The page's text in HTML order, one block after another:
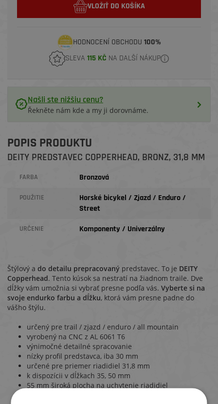
VLOŽIŤ DO KOŠÍKA
HODNOCENÍ OBCHODU 100%
SLEVA 115 KČ NA DALŠÍ NÁKUP
Našli ste nižšiu cenu?
Řekněte nám kde a my ji dorovnáme.
POPIS PRODUKTU
DEITY PREDSTAVEC COPPERHEAD, BRONZ, 31,8 MM
FARBA Bronzová
POUŽITIE
Horské bicykel / Zjazd / Enduro /
Street
URČENIE Komponenty / Univerzálny
Štýlový a do detailu prepracovaný predstavec. To je DEITY
Copperhead. Tento kúsok sa nestratí na žiadnom traile. Dve
dĺžky vám umožnia si vybrať presne podľa vás. Vyberte si na
svoje endurko farbu a dĺžku, ktorá vám presne padne do
vášho štýlu.
určený pre trail / zjazd / enduro / all mountain
vyrobený na CNC z AL 6061 T6
výnimočné detailné spracovanie
nízky profil predstavca, iba 30 mm
určené pre priemer riadidiel 31,8 mm
k dispozícii v dĺžkach 35, 50 mm
55 mm široká plocha na uchytenie riadidiel